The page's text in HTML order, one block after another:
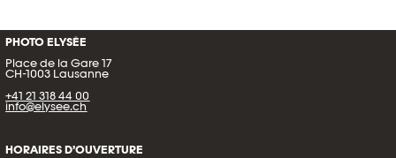
PHOTO ELYSÉE
Place de la Gare 17
CH-1003 Lausanne
+41 21 318 44 00
info@elysee.ch
HORAIRES D’OUVERTURE